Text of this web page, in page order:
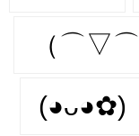
（⌒▽⌒
(◕ᴗ◕✿)